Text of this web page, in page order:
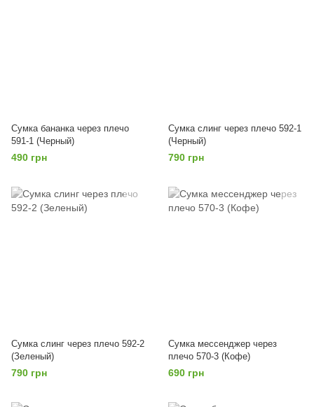
Сумка бананка через плечо
591-1 (Черный)
490 грн
Сумка слинг через плечо 592-1
(Черный)
790 грн
Сумка слинг через плечо 592-2
(Зеленый)
790 грн
Сумка мессенджер через
плечо 570-3 (Кофе)
690 грн